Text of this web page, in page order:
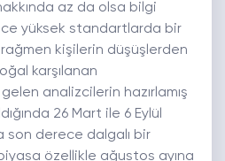
az da olsa bilgi
yüksek standartlarda bir
rağmen kişilerin düşüşlerden
karşılanan
analizcilerin hazırlamış
26 Mart ile 6 Eylül
son derece dalgalı bir
özellikle ağustos ayına